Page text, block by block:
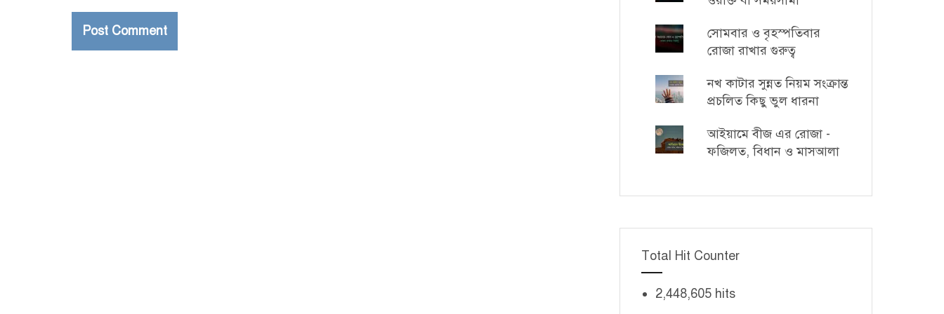
সোমবার ও বৃহস্পতিবার
রোজা রাখার গুরুত্ব
নখ কাটার সুন্নত নিয়ম সংক্রান্ত
প্রচলিত কিছু ভুল ধারনা
আইয়ামে বীজ এর রোজা -
ফজিলত, বিধান ও মাসআলা
Total Hit Counter
2,448,605 hits